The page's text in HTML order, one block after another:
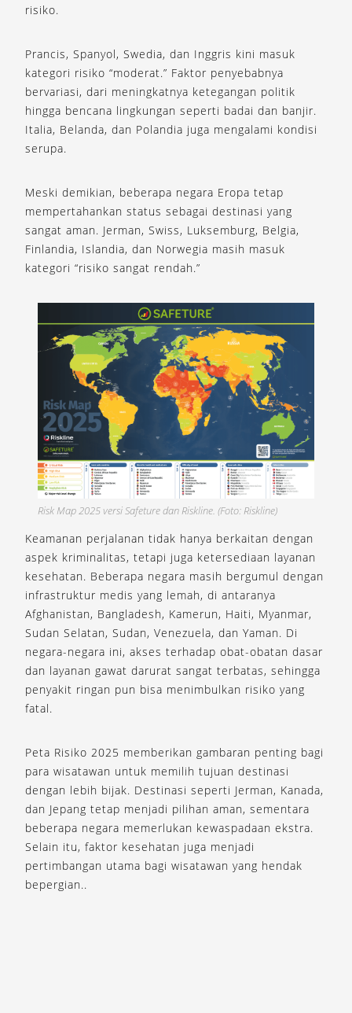
risiko.
Prancis, Spanyol, Swedia, dan Inggris kini masuk
kategori risiko “moderat.” Faktor penyebabnya
bervariasi, dari meningkatnya ketegangan politik
hingga bencana lingkungan seperti badai dan banjir.
Italia, Belanda, dan Polandia juga mengalami kondisi
serupa.
Meski demikian, beberapa negara Eropa tetap
mempertahankan status sebagai destinasi yang
sangat aman. Jerman, Swiss, Luksemburg, Belgia,
Finlandia, Islandia, dan Norwegia masih masuk
kategori “risiko sangat rendah.”
Risk Map 2025 versi Safeture dan Riskline. (Foto: Riskline)
Keamanan perjalanan tidak hanya berkaitan dengan
aspek kriminalitas, tetapi juga ketersediaan layanan
kesehatan. Beberapa negara masih bergumul dengan
infrastruktur medis yang lemah, di antaranya
Afghanistan, Bangladesh, Kamerun, Haiti, Myanmar,
Sudan Selatan, Sudan, Venezuela, dan Yaman. Di
negara-negara ini, akses terhadap obat-obatan dasar
dan layanan gawat darurat sangat terbatas, sehingga
penyakit ringan pun bisa menimbulkan risiko yang
fatal.
Peta Risiko 2025 memberikan gambaran penting bagi
para wisatawan untuk memilih tujuan destinasi
dengan lebih bijak. Destinasi seperti Jerman, Kanada,
dan Jepang tetap menjadi pilihan aman, sementara
beberapa negara memerlukan kewaspadaan ekstra.
Selain itu, faktor kesehatan juga menjadi
pertimbangan utama bagi wisatawan yang hendak
bepergian..